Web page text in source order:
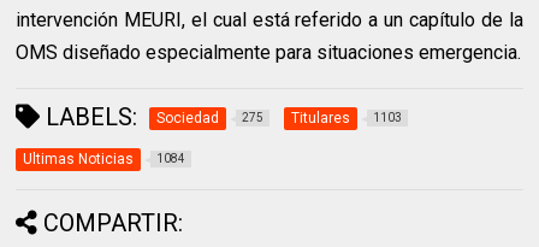
intervención MEURI, el cual está referido a un capítulo de la
OMS diseñado especialmente para situaciones emergencia.
LABELS: Sociedad 275 Titulares 1103
Ultimas Noticias 1084
COMPARTIR: